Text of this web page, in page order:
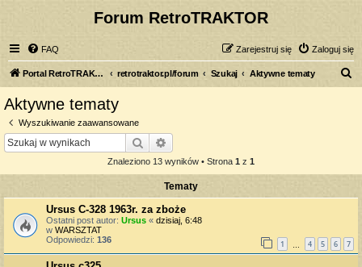
Forum RetroTRAKTOR
FAQ Zaloguj się
Zarejestruj się
Portal RetroTRAKTOR.pl retrotraktor.pl/forum Szukaj Aktywne tematy
Aktywne tematy
Wyszukiwanie zaawansowane
Szukaj
Znaleziono 13 wyników • Strona 1 z 1
Tematy
Ursus C-328 1963r. za zboże
Ostatni post autor: Ursus « dzisiaj, 6:48
w WARSZTAT
Odpowiedzi: 136 1 4 5 6 7